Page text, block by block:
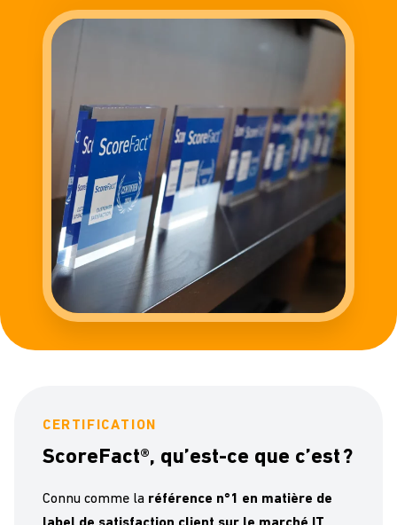
CERTIFICATION
ScoreFact®, qu’est-ce que c’est ?
Connu comme la référence n°1 en matière de